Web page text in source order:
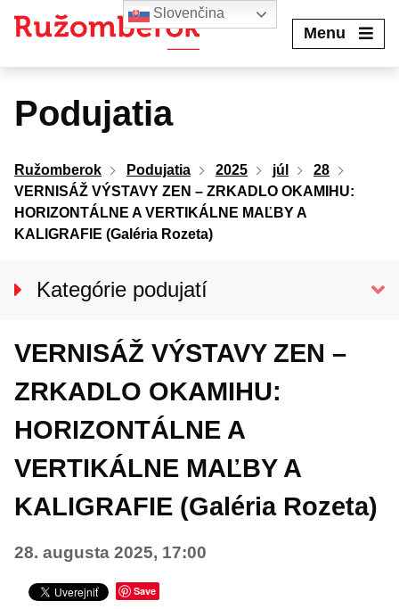
Menu
Podujatia
Ružomberok Podujatia 2025 júl
28
VERNISÁŽ VÝSTAVY ZEN – ZRKADLO OKAMIHU:
HORIZONTÁLNE A VERTIKÁLNE MAĽBY A
KALIGRAFIE (Galéria Rozeta)
Kategórie podujatí
Kino Kultúra
Divadlo
Turistika
VÝSTAVY A VERNISÁŽE
VERNISÁŽ VÝSTAVY ZEN –
ZRKADLO OKAMIHU:
HORIZONTÁLNE A
VERTIKÁLNE MAĽBY A
KALIGRAFIE (Galéria Rozeta)
28. augusta 2025, 17:00
Save
Slovenčina